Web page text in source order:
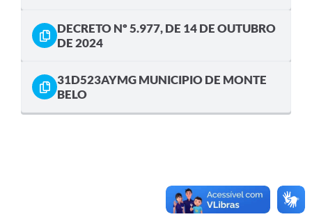
DECRETO Nº 5.977, DE 14 DE OUTUBRO
DE 2024
31D523AYMG MUNICIPIO DE MONTE
BELO